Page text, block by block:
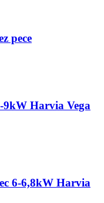
pece
9kW Harvia Vega
6-6,8kW Harvia